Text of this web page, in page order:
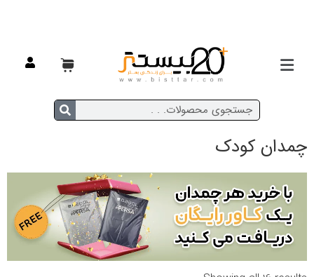
مسافرتی/چمدان/ چمدان کودک
چمدان کودک